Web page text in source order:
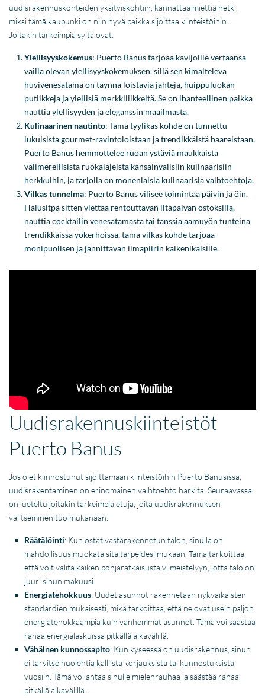
uudisrakennuskohteiden yksityiskohtiin, kannattaa miettiä hetki,
miksi tämä kaupunki on niin hyvä paikka sijoittaa kiinteistöihin.
Joitakin tärkeimpiä syitä ovat:
Ylellisyyskokemus: Puerto Banus tarjoaa kävijöille vertaansa
vailla olevan ylellisyyskokemuksen, sillä sen kimalteleva
huvivenesatama on täynnä loistavia jahteja, huippuluokan
putiikkeja ja ylellisiä merkkiliikkeitä. Se on ihanteellinen paikka
nauttia ylellisyyden ja eleganssin maailmasta.
Kulinaarinen nautinto: Tämä tyylikäs kohde on tunnettu
lukuisista gourmet-ravintoloistaan ja trendikkäistä baareistaan.
Puerto Banus hemmottelee ruoan ystäviä maukkaista
välimerellisistä ruokalajeista kansainvälisiin kulinaarisiin
herkkuihin, ja tarjolla on monenlaisia kulinaarisia vaihtoehtoja.
Vilkas tunnelma: Puerto Banus vilisee toimintaa päivin ja öin.
Halusitpa sitten viettää rentouttavan iltapäivän ostoksilla,
nauttia cocktailin venesatamasta tai tanssia aamuyön tunteina
trendikkäissä yökerhoissa, tämä vilkas kohde tarjoaa
monipuolisen ja jännittävän ilmapiirin kaikenikäisille.
Uudisrakennuskiinteistöt
Puerto Banus
Jos olet kiinnostunut sijoittamaan kiinteistöihin Puerto Banusissa,
uudisrakentaminen on erinomainen vaihtoehto harkita. Seuraavassa
on lueteltu joitakin tärkeimpiä etuja, joita uudisrakennuksen
valitseminen tuo mukanaan:
Räätälöinti: Kun ostat vastarakennetun talon, sinulla on
mahdollisuus muokata sitä tarpeidesi mukaan. Tämä tarkoittaa,
että voit valita kaiken pohjaratkaisusta viimeistelyyn, jotta talo on
juuri sinun makuusi.
Energiatehokkuus: Uudet asunnot rakennetaan nykyaikaisten
standardien mukaisesti, mikä tarkoittaa, että ne ovat usein paljon
energiatehokkaampia kuin vanhemmat asunnot. Tämä voi säästää
rahaa energialaskuissa pitkällä aikavälillä.
Vähäinen kunnossapito: Kun kyseessä on uudisrakennus, sinun
ei tarvitse huolehtia kalliista korjauksista tai kunnostuksista
vuosiin. Tämä voi antaa sinulle mielenrauhaa ja säästää rahaa
pitkällä aikavälillä.